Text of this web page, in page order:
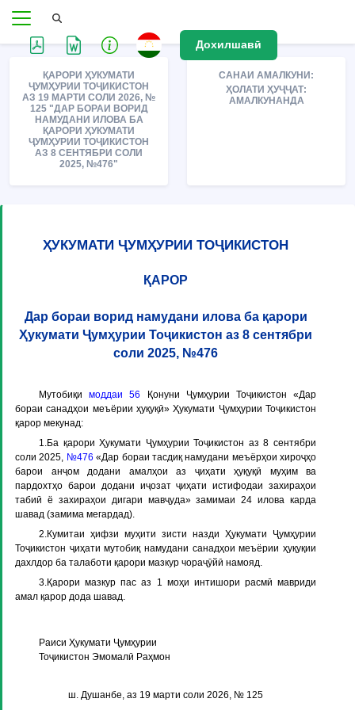
Дохилшавӣ
ҚАРОРИ ҲУКУМАТИ
ҶУМҲУРИИ ТОҶИКИСТОН
АЗ 19 МАРТИ СОЛИ 2026, №
125 "ДАР БОРАИ ВОРИД
НАМУДАНИ ИЛОВА БА
ҚАРОРИ ҲУКУМАТИ
ҶУМҲУРИИ ТОҶИКИСТОН
АЗ 8 СЕНТЯБРИ СОЛИ
2025, №476"
САНАИ АМАЛКУНИ:
ҲОЛАТИ ҲУҶҶАТ:
АМАЛКУНАНДА
ҲУКУМАТИ ҶУМҲУРИИ ТОҶИКИСТОН
ҚАРОР
Дар бораи ворид намудани илова ба қарори
Ҳукумати Ҷумҳурии Тоҷикистон аз 8 сентябри
соли 2025, №476
Мутобиқимоддаи 56 Қонуни Ҷумҳурии Тоҷикистон «Дар
бораи санадҳои меъёрии ҳуқуқӣ» Ҳукумати Ҷумҳурии Тоҷикистон
қарор мекунад:
1.Ба қарори Ҳукумати Ҷумҳурии Тоҷикистон аз 8 сентябри
соли 2025, №476 «Дар бораи тасдиқ намудани меъёрҳои хироҷҳо
барои анҷом додани амалҳои аз ҷиҳати ҳуқуқӣ муҳим ва
пардохтҳо барои додани иҷозат ҷиҳати истифодаи захираҳои
табиӣ ё захираҳои дигари мавҷуда» замимаи 24 илова карда
шавад (замима мегардад).
2.Кумитаи ҳифзи муҳити зисти назди Ҳукумати Ҷумҳурии
Тоҷикистон ҷиҳати мутобиқ намудани санадҳои меъёрии ҳуқуқии
дахлдор ба талаботи қарори мазкур чораҷӯйӣ намояд.
3.Қарори мазкур пасаз 1 моҳи интишори расмӣ мавриди
амал қарор дода шавад.
Раиси Ҳукумати Ҷумҳурии
Тоҷикистон Эмомалӣ Раҳмон
ш. Душанбе, аз 19 марти соли 2026, № 125